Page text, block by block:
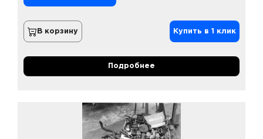
В корзину Купить в 1 клик
Подробнее